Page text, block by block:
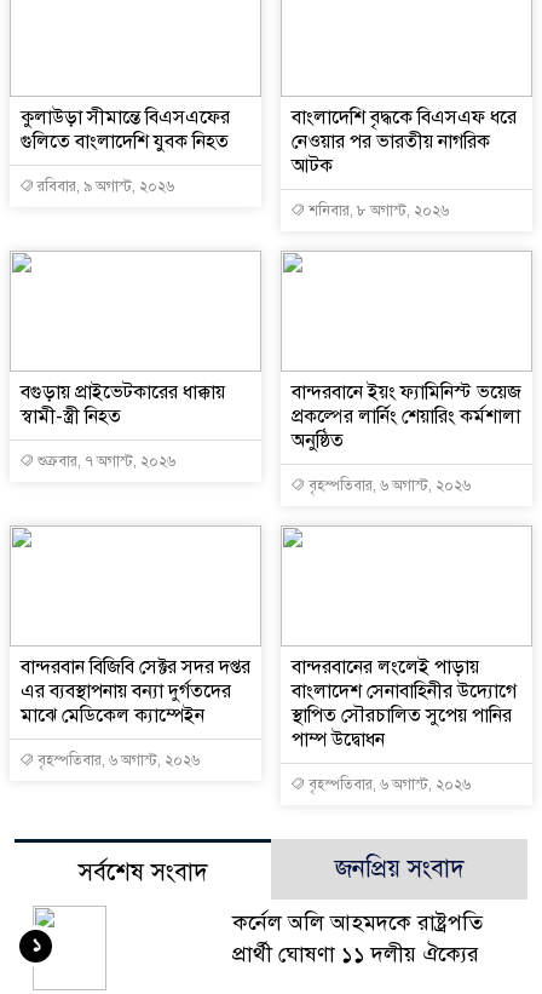
কুলাউড়া সীমান্তে বিএসএফের
গুলিতে বাংলাদেশি যুবক নিহত
রবিবার, ৯ অগাস্ট, ২০২৬
বাংলাদেশি বৃদ্ধকে বিএসএফ ধরে
নেওয়ার পর ভারতীয় নাগরিক
আটক
শনিবার, ৮ অগাস্ট, ২০২৬
বগুড়ায় প্রাইভেটকারের ধাক্কায়
স্বামী-স্ত্রী নিহত
শুক্রবার, ৭ অগাস্ট, ২০২৬
বান্দরবানে ইয়ং ফ্যামিনিস্ট ভয়েজ
প্রকল্পের লার্নিং শেয়ারিং কর্মশালা
অনুষ্ঠিত
বৃহস্পতিবার, ৬ অগাস্ট, ২০২৬
বান্দরবান বিজিবি সেক্টর সদর দপ্তর
এর ব্যবস্থাপনায় বন্যা দুর্গতদের
মাঝে মেডিকেল ক্যাম্পেইন
বৃহস্পতিবার, ৬ অগাস্ট, ২০২৬
বান্দরবানের লংলেই পাড়ায়
বাংলাদেশ সেনাবাহিনীর উদ্যোগে
স্থাপিত সৌরচালিত সুপেয় পানির
পাম্প উদ্বোধন
বৃহস্পতিবার, ৬ অগাস্ট, ২০২৬
সর্বশেষ সংবাদ জনপ্রিয় সংবাদ
কর্নেল অলি আহমদকে রাষ্ট্রপতি
প্রার্থী ঘোষণা ১১ দলীয় ঐক্যের
১